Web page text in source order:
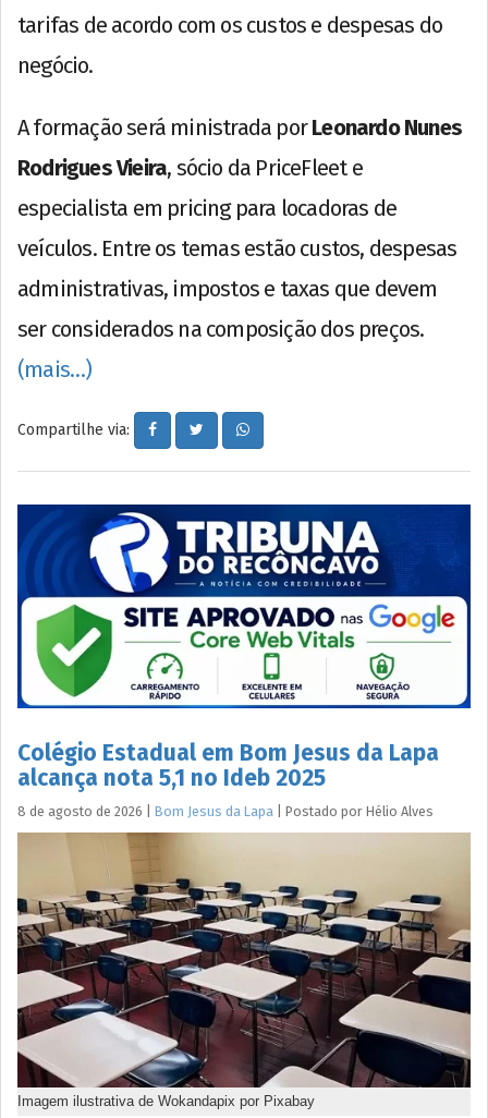
tarifas de acordo com os custos e despesas do
negócio.
A formação será ministrada porLeonardo Nunes
Rodrigues Vieira, sócio da PriceFleet e
especialista em pricing para locadoras de
veículos. Entre os temas estão custos, despesas
administrativas, impostos e taxas que devem
ser considerados na composição dos preços.
(mais…)
Compartilhe via:
Colégio Estadual em Bom Jesus da Lapa
alcança nota 5,1 no Ideb 2025
8 de agosto de 2026 Bom Jesus da Lapa Postado por Hélio Alves
Imagem ilustrativa de Wokandapix por Pixabay